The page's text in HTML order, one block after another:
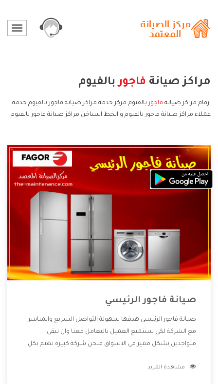
مراكز صيانة فاجوربالفيوم
ارقام مراكز صيانة فاجور بالفيوم مركز خدمة مراكز صيانة فاجور بالفيوم خدمة
عملاء مراكز صيانة فاجور بالفيوم و الخط الساخن مراكز صيانة فاجور بالفيوم.
صيانة فاجور الرئيسي
صيانة فاجور الرئيسي هدفها سهولة التواصل السريع والمباشر
مع الشركة لكى يستمتع العميل بالتعامل معنا وان نبقى
متواجدين بشكل مميز فى الاسواق فنحن شركة كبيرة نهتم بكل
الشركة بها والتى تكون منها خدمة الصيانة التى تكون من أهم
مشاهدة المزيد